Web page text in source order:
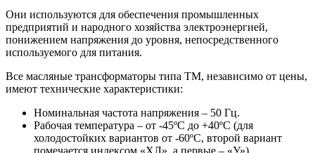
Они используются для обеспечения промышленных
предприятий и народного хозяйства электроэнергией,
понижением напряжения до уровня, непосредственного
используемого для питания.
Все масляные трансформаторы типа ТМ, независимо от цены,
имеют технические характеристики:
Номинальная частота напряжения – 50 Гц.
Рабочая температура – от -45ºC до +40ºC (для
холодостойких вариантов от -60ºC, второй вариант
помечается индексом «ХЛ», а первые – «У»).